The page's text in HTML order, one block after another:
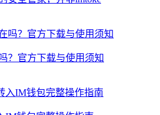
？官方下载与使用须知